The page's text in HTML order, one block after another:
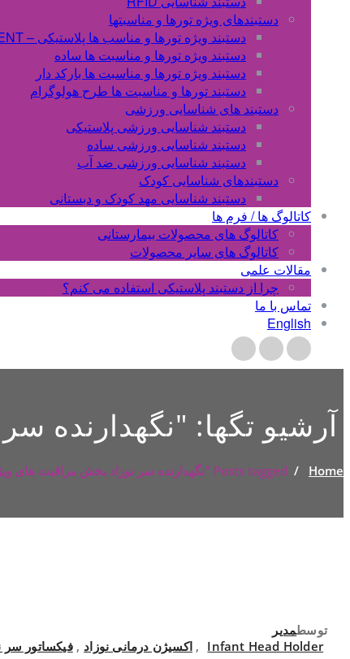
دستبندهای ویژه تورها و مناسبتها
دستبند ویژه تورها و مناسب ها پلاستیکی – EVENT
دستبند ویژه تورها و مناسبت ها ساده
دستبند ویژه تورها و مناسبت ها بارکد دار
دستبند تورها و مناسبت ها طرح هولوگرام
دستبند های شناسایی ورزشی
دستبند شناسایی ورزشی پلاستیکی
دستبند شناسایی ورزشی ساده
دستبند شناسایی ورزشی ضد آب
دستبندهای شناسایی کودک
دستبند شناسایی مهد کودک و دبستانی
کاتالوگ ها / فرم ها
کاتالوگ های محصولات بیمارستانی
کاتالوگ های سایر محصولات
مقالات علمی
چرا از دستبند پلاستیکی استفاده می کنم؟
تماس با ما
English
آرشیو تگها: "نگهدارنده
Home
/ Posts tagged "نگهدارنده سر نوزاد بخش مراقبت های ویژه"
توسطمدیر
Infant Head Holder
,اکسیژن درمانی نوزاد ,فیکساتور سر